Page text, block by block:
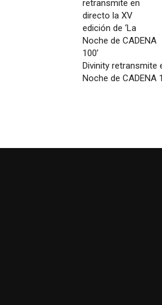
Divinity retransmite
Noche de CADENA